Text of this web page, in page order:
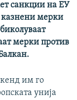
санкции на ЕУ
казнени мерки
мерки против
им го
унија